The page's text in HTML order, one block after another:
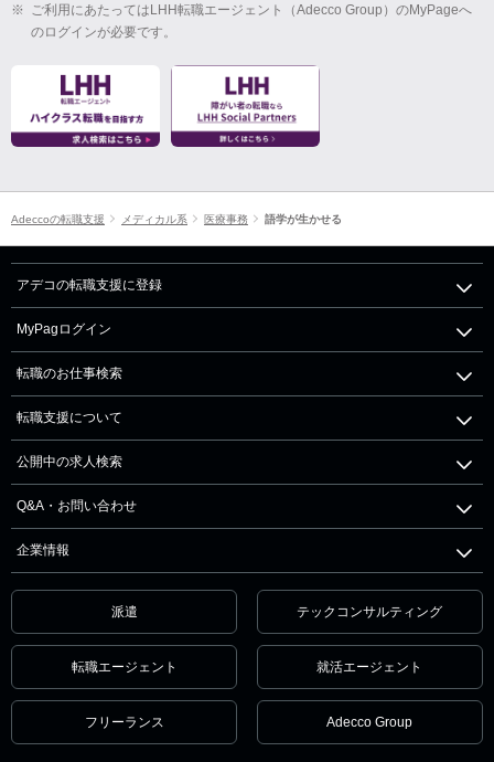
※ ご利用にあたってはLHH転職エージェント（Adecco Group）のMyPageへ
のログインが必要です。
Adeccoの転職支援 メディカル系 医療事務 語学が生かせる
アデコの転職支援に登録
MyPagログイン
転職のお仕事検索
転職支援について
公開中の求人検索
Q&A・お問い合わせ
企業情報
派遣 テックコンサルティング
転職エージェント 就活エージェント
フリーランス Adecco Group